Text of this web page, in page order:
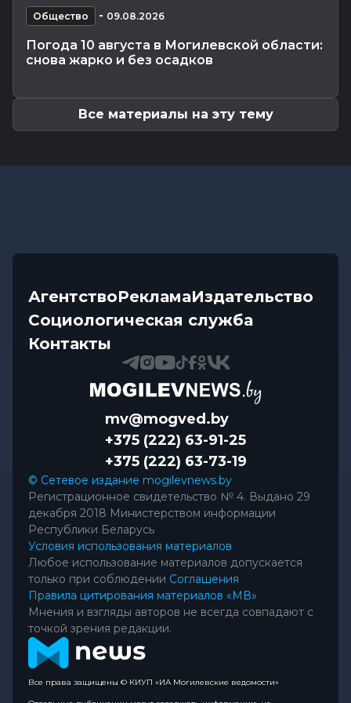
Погоня в Костюковичском районе: 15-летний
мотоциклист пытался...
Калейдоскоп -08.08.2026 16:53
В Могилеве впервые проходят масштабные
Общество - 09.08.2026
Погода 10 августа в Могилевской области:
снова жарко и без осадков
Все материалы на эту тему
АгентствоРекламаИздательство
Социологическая служба
Контакты
mv@mogved.by
+375 (222) 63-91-25
+375 (222) 63-73-19
© Сетевое издание mogilevnews.by
Регистрационное свидетельство № 4. Выдано 29
декабря 2018 Министерством информации
Республики Беларусь
Условия использования материалов
Любое использование материалов допускается
только при соблюдении Соглашения
Правила цитирования материалов «МВ»
Мнения и взгляды авторов не всегда совпадают с
точкой зрения редакции.
Все права защищены © КИУП «ИА Могилевские ведомости»